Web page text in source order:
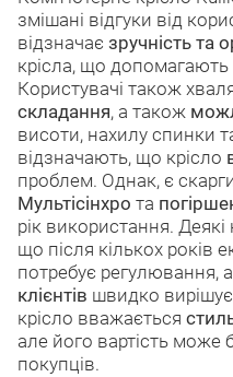
змішані відгуки від
відзначає зручність та
крісла, що
Користувачі також
складання, а також
висоти, нахилу спинки
відзначають, що крісло
проблем. Однак, є
Мультісінхро та
рік використання.
що після кількох років
потребує регулювання,
клієнтів швидко
крісло вважається
але його вартість
покупців.